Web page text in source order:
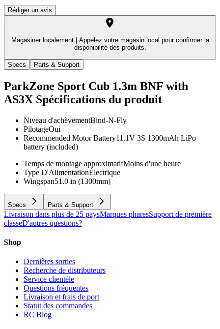
Rédiger un avis
Magasiner localement |
Appelez votre magasin local pour confirmer la
disponibilité des produits.
Specs Parts & Support
ParkZone Sport Cub 1.3m BNF with
AS3X Spécifications du produit
Niveau d'achèvementBind-N-Fly
PilotageOui
Recommended Motor Battery11.1V 3S 1300mAh LiPo
battery (included)
Temps de montage approximatifMoins d'une heure
Type D'AlimentationÉlectrique
Wingspan51.0 in (1300mm)
Specs Parts & Support
Livraison dans plus de 25 paysMarques pharesSupport de première
classeD'autres questions?
Shop
Dernières sorties
Recherche de distributeurs
Service clientèle
Questions fréquentes
Livraison et frais de port
Statut des commandes
RC Blog